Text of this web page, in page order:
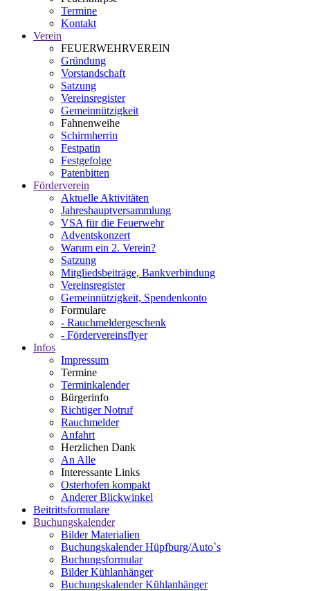
Termine
Kontakt
Verein
FEUERWEHRVEREIN
Gründung
Vorstandschaft
Satzung
Vereinsregister
Gemeinnützigkeit
Fahnenweihe
Schirmherrin
Festpatin
Festgefolge
Patenbitten
Förderverein
Aktuelle Aktivitäten
Jahreshauptversammlung
VSA für die Feuerwehr
Adventskonzert
Warum ein 2. Verein?
Satzung
Mitgliedsbeiträge, Bankverbindung
Vereinsregister
Gemeinnützigkeit, Spendenkonto
Formulare
- Rauchmeldergeschenk
- Fördervereinsflyer
Infos
Impressum
Termine
Terminkalender
Bürgerinfo
Richtiger Notruf
Rauchmelder
Anfahrt
Herzlichen Dank
An Alle
Interessante Links
Osterhofen kompakt
Anderer Blickwinkel
Beitrittsformulare
Buchungskalender
Bilder Materialien
Buchungskalender Hüpfburg/Auto`s
Buchungsformular
Bilder Kühlanhänger
Buchungskalender Kühlanhänger